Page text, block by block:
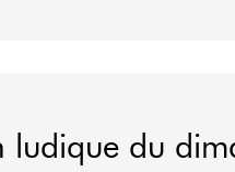
ludique du